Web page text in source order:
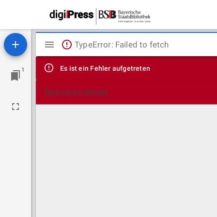
1
Mirador
Viewer
TypeError: Failed to fetch
Es ist ein Fehler aufgetreten
Technische Details